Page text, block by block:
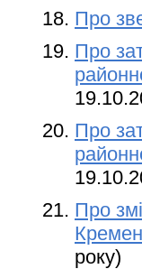
Про
Про
Про
Про
року)